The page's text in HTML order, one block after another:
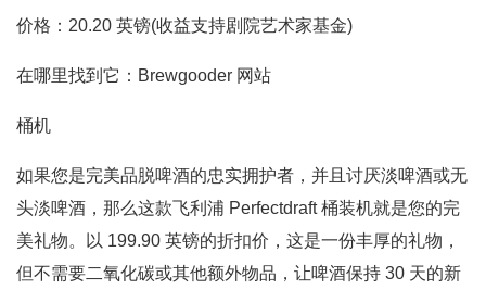
价格：20.20 英镑(收益支持剧院艺术家基金)
在哪里找到它：Brewgooder 网站
桶机
如果您是完美品脱啤酒的忠实拥护者，并且讨厌淡啤酒或无
头淡啤酒，那么这款飞利浦 Perfectdraft 桶装机就是您的完
美礼物。以 199.90 英镑的折扣价，这是一份丰厚的礼物，
但不需要二氧化碳或其他额外物品，让啤酒保持 30 天的新